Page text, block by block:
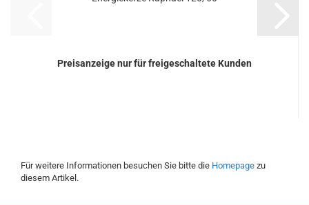
Preisanzeige nur für freigeschaltete Kunden
Für weitere Informationen besuchen Sie bitte die Homepage zu
diesem Artikel.